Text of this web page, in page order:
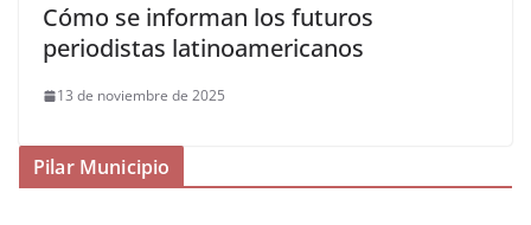
Cómo se informan los futuros
periodistas latinoamericanos
13 de noviembre de 2025
Pilar Municipio